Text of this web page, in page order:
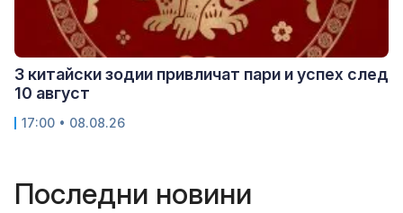
3 китайски зодии привличат пари и успех след
10 август
17:00 • 08.08.26
Последни новини